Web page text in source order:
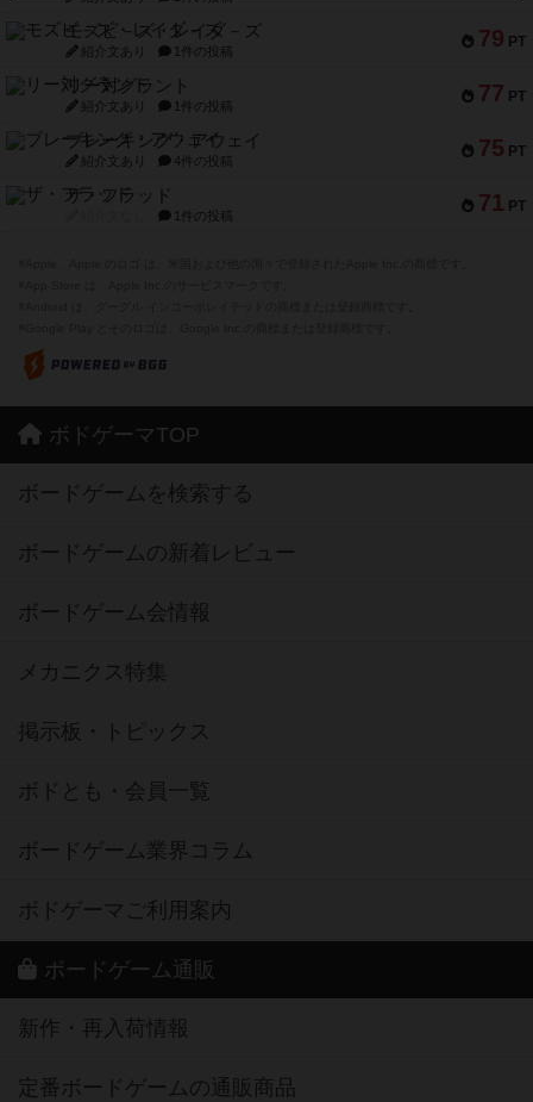
79 PT
モズビ－ズ・レイダ－ズ
紹介文あり 1件の投稿
77 PT
リー対グラント
紹介文あり 1件の投稿
75 PT
ブレーキング・アウェイ
紹介文あり 4件の投稿
71 PT
ザ・フラッド
1件の投稿
ボドゲーマTOP
ボードゲームを検索する
ボードゲームの新着レビュー
ボードゲーム会情報
メカニクス特集
掲示板・トピックス
ボドとも・会員一覧
ボードゲーム業界コラム
ボドゲーマご利用案内
ボードゲーム通販
新作・再入荷情報
定番ボードゲームの通販商品